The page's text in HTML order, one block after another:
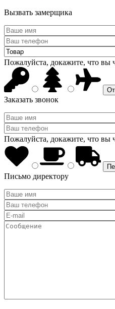
Вызвать замерщика
Пожалуйста, докажите, что вы
Заказать звонок
Пожалуйста, докажите, что вы
Письмо директору